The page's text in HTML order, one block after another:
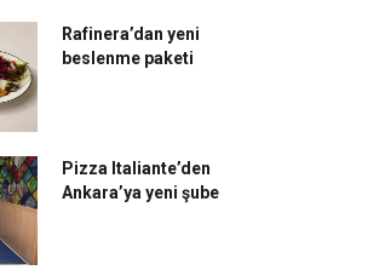
Rafinera’dan yeni
beslenme paketi
Pizza Italiante’den
Ankara’ya yeni şube